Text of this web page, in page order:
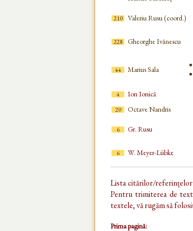
210 Valeriu Rusu (coord.)
228 Gheorghe Ivănescu
44 Marius Sala
4 Ion Ionică
20
Octave Nandris
6 Gr. Rusu
6 W. Meyer-Lübke
Lista citărilor/referințelor
Pentru trimiterea de
textele, vă rugăm să
Prima pagină: